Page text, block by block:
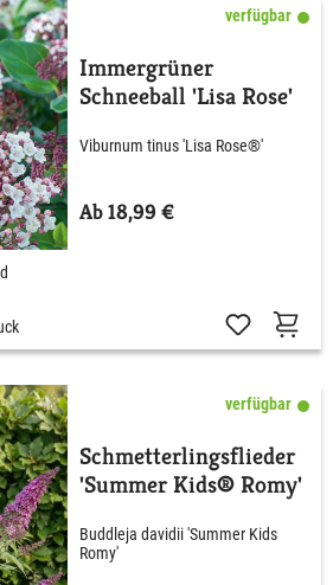
verfügbar
Immergrüner
Schneeball 'Lisa Rose'
Viburnum tinus 'Lisa Rose®'
Ab 18,99 €
verfügbar
Schmetterlingsflieder
'Summer Kids® Romy'
Buddleja davidii 'Summer Kids
Romy'